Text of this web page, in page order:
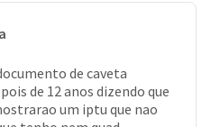
de caveta
de 12 anos dizendo que
um iptu que nao